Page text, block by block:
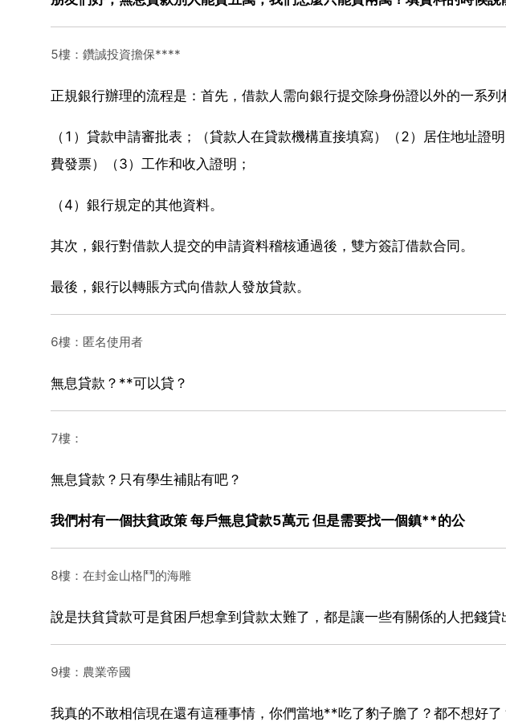
5樓：鑽誠投資擔保****
正規銀行辦理的流程是：首先，借款人需向銀行提交除身份證以外的一系列
（1）貸款申請審批表；（貸款人在貸款機構直接填寫）（2）居住地址證
費發票）（3）工作和收入證明；
（4）銀行規定的其他資料。
其次，銀行對借款人提交的申請資料稽核通過後，雙方簽訂借款合同。
最後，銀行以轉賬方式向借款人發放貸款。
6樓：匿名使用者
無息貸款？**可以貸？
7樓：
無息貸款？只有學生補貼有吧？
我們村有一個扶貧政策 每戶無息貸款5萬元 但是需要找一個鎮**的公
8樓：在封金山格鬥的海雕
說是扶貧貸款可是貧困戶想拿到貸款太難了，都是讓一些有關係的人把錢貸
9樓：農業帝國
我真的不敢相信現在還有這種事情，你們當地**吃了豹子膽了？都不想好